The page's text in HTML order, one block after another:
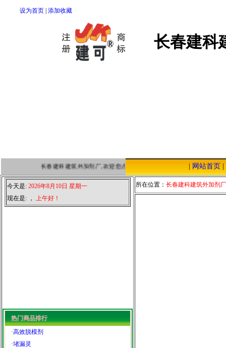
设为首页 添加收藏
长春建科建筑外加剂厂,欢迎您点击本站，我们将以优质的服务，低廉
网站首页|
长春建科
今天是: 2026年8月10日 星期一
现在是: ， 上午好！
热门商品排行
·高效脱模剂
·堵漏灵
所在位置： 长春建科建筑外加剂厂